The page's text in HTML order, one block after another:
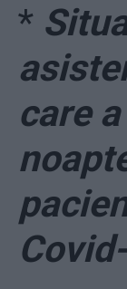
*
care